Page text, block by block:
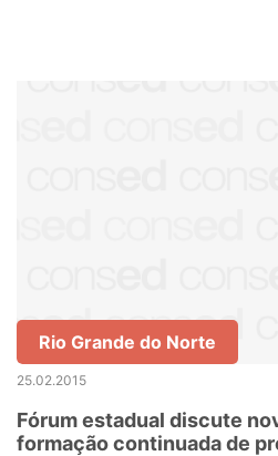
Rio Grande do Norte
25.02.2015
Fórum estadual discute
formação continuada de